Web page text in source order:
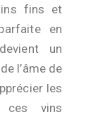
fins et
en
un
l’âme de
les
vins